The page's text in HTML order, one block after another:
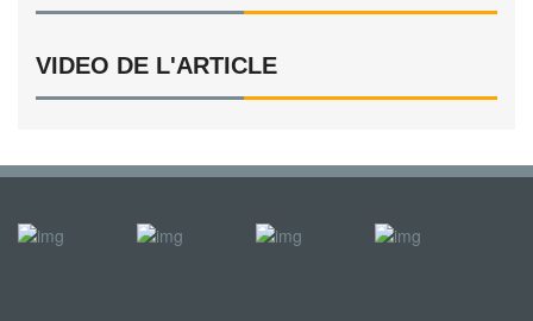
VIDEO DE L'ARTICLE